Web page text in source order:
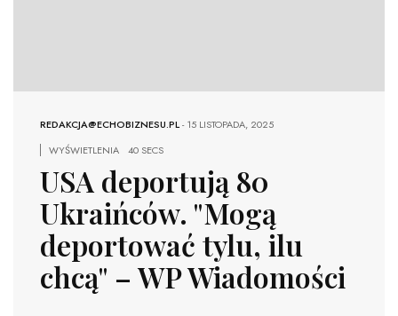
REDAKCJA@ECHOBIZNESU.PL-15 LISTOPADA, 2025
WYŚWIETLENIA
40 SECS
USA deportują 80
Ukraińców. "Mogą
deportować tylu, ilu
chcą" – WP Wiadomości